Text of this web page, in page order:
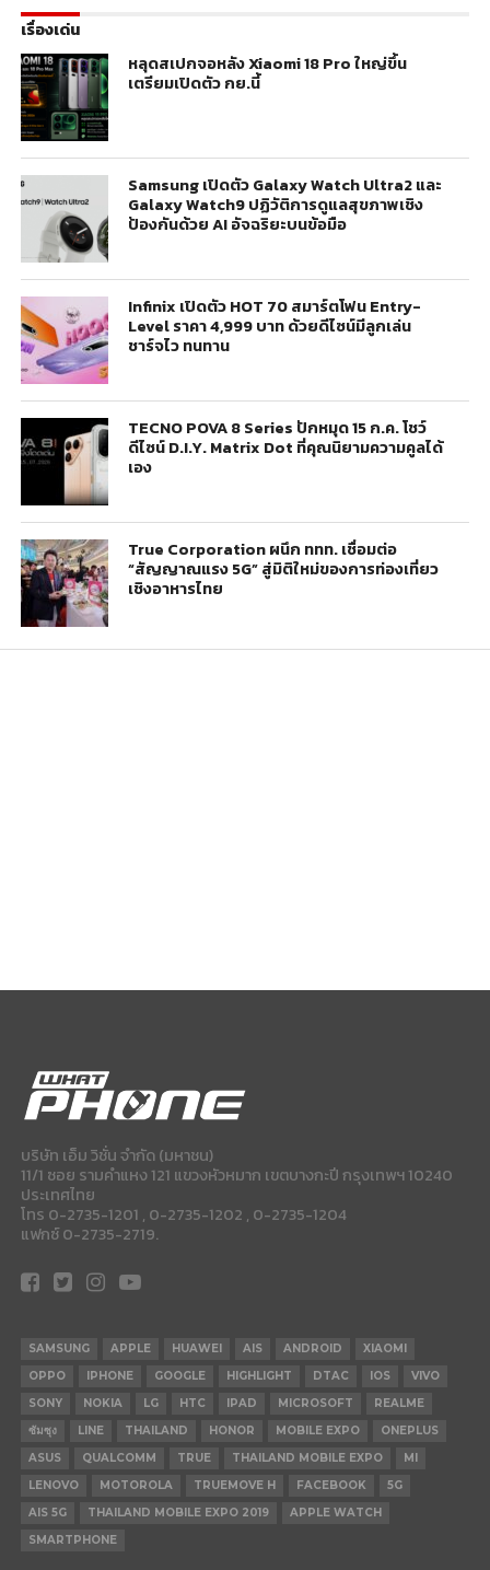
เรื่องเด่น
หลุดสเปกจอหลัง Xiaomi 18 Pro ใหญ่ขึ้น
เตรียมเปิดตัว กย.นี้
Samsung เปิดตัว Galaxy Watch Ultra2 และ
Galaxy Watch9 ปฏิวัติการดูแลสุขภาพเชิง
ป้องกันด้วย AI อัจฉริยะบนข้อมือ
Infinix เปิดตัว HOT 70 สมาร์ตโฟน Entry-
Level ราคา 4,999 บาท ด้วยดีไซน์มีลูกเล่น
ชาร์จไว ทนทาน
TECNO POVA 8 Series ปักหมุด 15 ก.ค. โชว์
ดีไซน์ D.I.Y. Matrix Dot ที่คุณนิยามความคูลได้
เอง
True Corporation ผนึก ททท. เชื่อมต่อ
“สัญญาณแรง 5G” สู่มิติใหม่ของการท่องเที่ยว
เชิงอาหารไทย
บริษัท เอ็ม วิชั่น จำกัด (มหาชน)
11/1 ซอย รามคำแหง 121 แขวงหัวหมาก เขตบางกะปี กรุงเทพฯ 10240
ประเทศไทย
โทร 0-2735-1201 , 0-2735-1202 , 0-2735-1204
แฟกซ์ 0-2735-2719.
SAMSUNG APPLE HUAWEI AIS ANDROID
XIAOMI
OPPO
IPHONE GOOGLE HIGHLIGHT DTAC IOS
VIVO
SONY
NOKIA LG HTC IPAD MICROSOFT
REALME
ซัมซุง
LINE THAILAND HONOR MOBILE EXPO
ONEPLUS
ASUS
QUALCOMM TRUE THAILAND MOBILE EXPO
MI
LENOVO
MOTOROLA TRUEMOVE H FACEBOOK
5G
AIS 5G
THAILAND MOBILE EXPO 2019
APPLE WATCH
SMARTPHONE